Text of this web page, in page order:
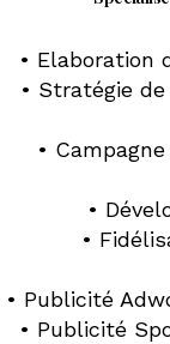
• Elaboration
• Stratégie
•
•
•
• Publicité
• Publicité